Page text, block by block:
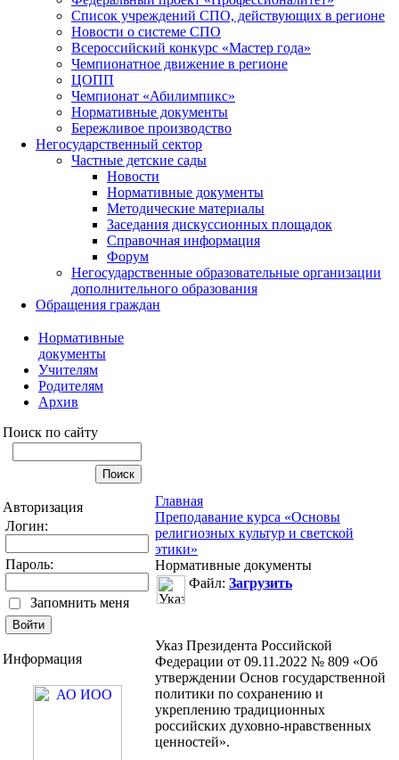
Список учреждений СПО, действующих в регионе
Новости о системе СПО
Всероссийский конкурс «Мастер года»
Чемпионатное движение в регионе
ЦОПП
Чемпионат «Абилимпикс»
Нормативные документы
Бережливое производство
Негосударственный сектор
Частные детские сады
Новости
Нормативные документы
Методические материалы
Заседания дискуссионных площадок
Справочная информация
Форум
Негосударственные образовательные организации
дополнительного образования
Обращения граждан
Нормативные
документы
Учителям
Родителям
Архив
Поиск по сайту
Авторизация
Логин:
Пароль:
Запомнить меня
Информация
Главная
Преподавание курса «Основы
религиозных культур и светской
этики»
Нормативные документы
Файл: Загрузить
Указ Президента Российской
Федерации от 09.11.2022 № 809 «Об
утверждении Основ государственной
политики по сохранению и
укреплению традиционных
российских духовно-нравственных
ценностей».